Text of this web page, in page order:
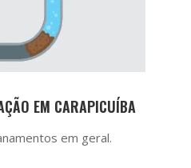
EM CARAPICUÍBA
em geral.